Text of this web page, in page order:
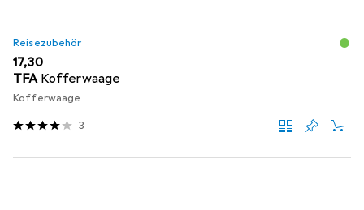
Reisezubehör
EUR
17,30
TFA Kofferwaage
Kofferwaage
3